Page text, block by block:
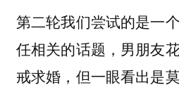
第二轮我们尝试的是一
任相关的话题，男朋友
戒求婚，但一眼看出是